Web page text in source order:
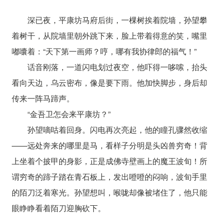
深已夜，平康坊马府后街，一棵树挨着院墙，孙望攀
着树干，从院墙里朝外跳下来，脸上带着得意的笑，嘴里
嘟囔着：“天下第一画师？哼，哪有我协律郎的福气！”
话音刚落，一道闪电划过夜空，他吓得一哆嗦，抬头
看向天边，乌云密布，像是要下雨。他加快脚步，身后却
传来一阵马蹄声。
“金吾卫怎会来平康坊？”
孙望嘀咕着回身。闪电再次亮起，他的瞳孔骤然收缩
——远处奔来的哪里是马，看样子分明是头凶兽穷奇！背
上坐着个披甲的身影，正是成佛寺壁画上的魔王波旬！所
谓穷奇的蹄子踏在青石板上，发出噔噔的闷响，波旬手里
的陌刀泛着寒光。孙望想叫，喉咙却像被堵住了，他只能
眼睁睁看着陌刀迎胸砍下。